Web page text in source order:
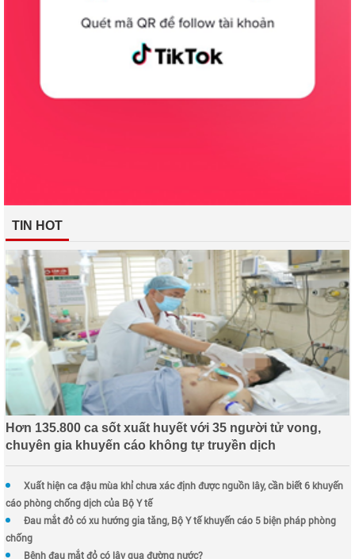
TIN HOT
Hơn 135.800 ca sốt xuất huyết với 35 người tử vong,
chuyên gia khuyến cáo không tự truyền dịch
Xuất hiện ca đậu mùa khỉ chưa xác định được nguồn lây, cần biết 6 khuyến
cáo phòng chống dịch của Bộ Y tế
Đau mắt đỏ có xu hướng gia tăng, Bộ Y tế khuyến cáo 5 biện pháp phòng
chống
Bệnh đau mắt đỏ có lây qua đường nước?